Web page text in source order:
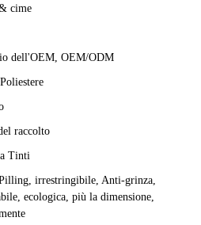
cime
dell'OEM, OEM/ODM
raccolto
Tinti
irrestringibile, Anti-grinza,
ecologica, più la dimensione,